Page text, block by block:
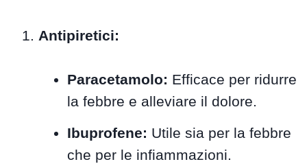
Antipiretici:
Paracetamolo: Efficace per ridurre
la febbre e alleviare il dolore.
Ibuprofene: Utile sia per la febbre
che per le infiammazioni.